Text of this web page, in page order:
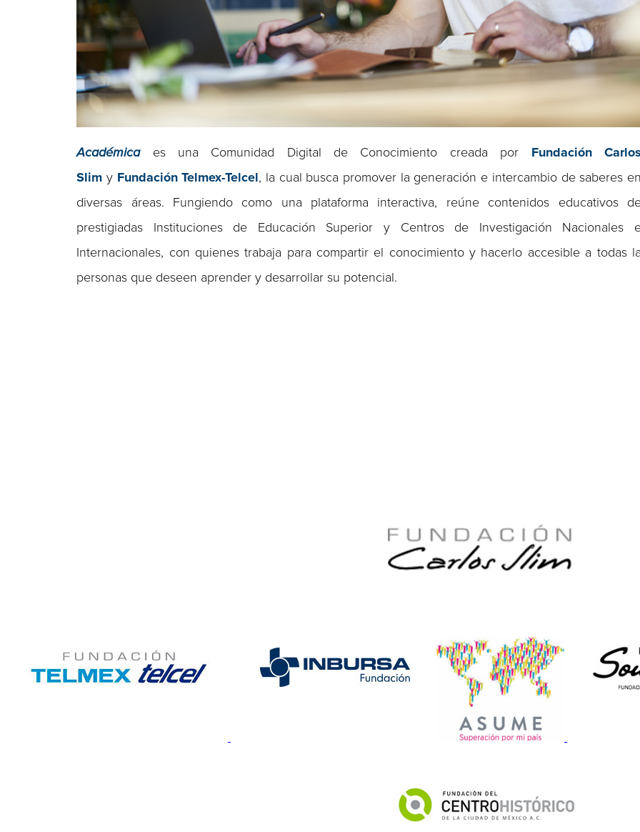
Académicaes una Comunidad Digital de Conocimiento creada por Fundación
Slim y Fundación Telmex-Telcel, la cual busca promover la generación e intercambio de saberes
diversas áreas. Fungiendo como una plataforma interactiva, reúne contenidos educativos
prestigiadas Instituciones de Educación Superior y Centros de Investigación Nacionales
Internacionales, con quienes trabaja para compartir el conocimiento y hacerlo accesible a todas
personas que deseen aprender y desarrollar su potencial.